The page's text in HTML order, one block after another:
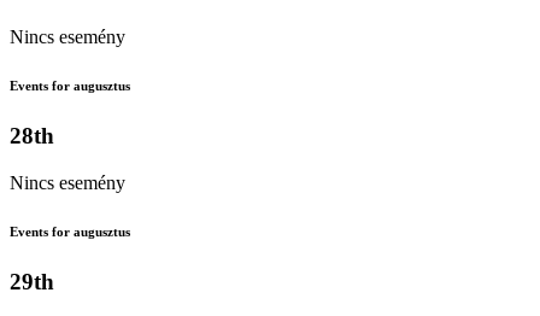
Nincs esemény
Events for augusztus
28th
Nincs esemény
Events for augusztus
29th